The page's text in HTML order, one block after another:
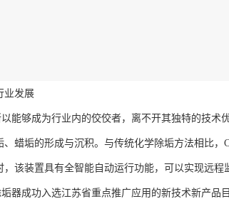
业发展
以能够成为行业内的佼佼者，离不开其独特的技
、蜡垢的形成与沉积。与传统化学除垢方法相比
，该装置具有全智能自动运行功能，可以实现远
垢器成功入选江苏省重点推广应用的新技术新产